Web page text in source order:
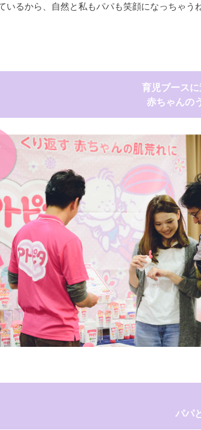
いるから、自然と私もパパも笑顔になっちゃう
育児ブース
赤ちゃんの
パパ